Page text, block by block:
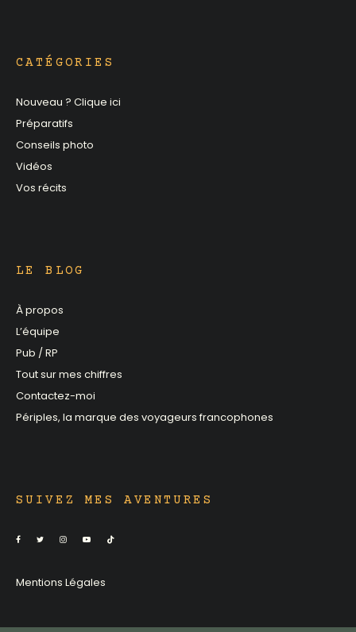
CATÉGORIES
Nouveau ? Clique ici
Préparatifs
Conseils photo
Vidéos
Vos récits
LE BLOG
À propos
L’équipe
Pub / RP
Tout sur mes chiffres
Contactez-moi
Périples, la marque des voyageurs francophones
SUIVEZ MES AVENTURES
Mentions Légales